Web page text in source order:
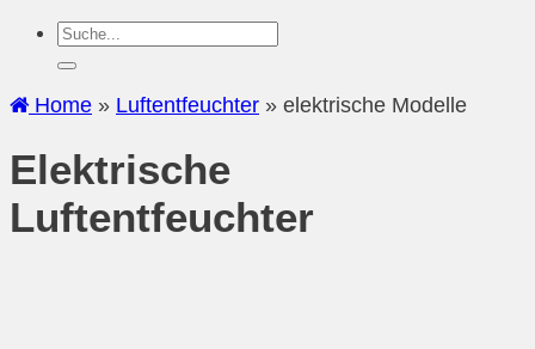
Home » Luftentfeuchter » elektrische Modelle
Elektrische
Luftentfeuchter